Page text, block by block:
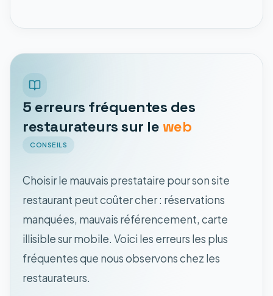
5 erreurs fréquentes des
restaurateurs sur le web
CONSEILS
Choisir le mauvais prestataire pour son site
restaurant peut coûter cher : réservations
manquées, mauvais référencement, carte
illisible sur mobile. Voici les erreurs les plus
fréquentes que nous observons chez les
restaurateurs.